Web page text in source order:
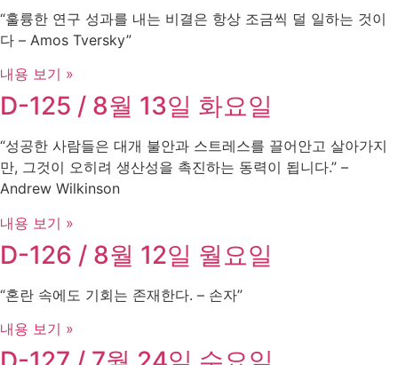
“훌륭한 연구 성과를 내는 비결은 항상 조금씩 덜 일하는 것이
다 – Amos Tversky”
내용 보기 »
D-125 / 8월 13일 화요일
“성공한 사람들은 대개 불안과 스트레스를 끌어안고 살아가지
만, 그것이 오히려 생산성을 촉진하는 동력이 됩니다.” –
Andrew Wilkinson
내용 보기 »
D-126 / 8월 12일 월요일
“혼란 속에도 기회는 존재한다. – 손자”
내용 보기 »